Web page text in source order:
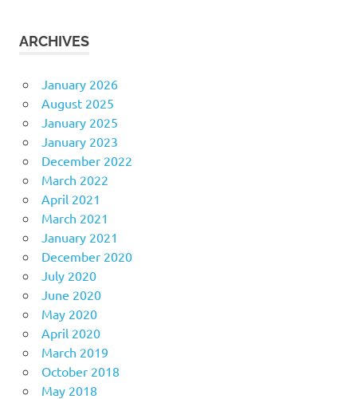
ARCHIVES
January 2026
August 2025
January 2025
January 2023
December 2022
March 2022
April 2021
March 2021
January 2021
December 2020
July 2020
June 2020
May 2020
April 2020
March 2019
October 2018
May 2018